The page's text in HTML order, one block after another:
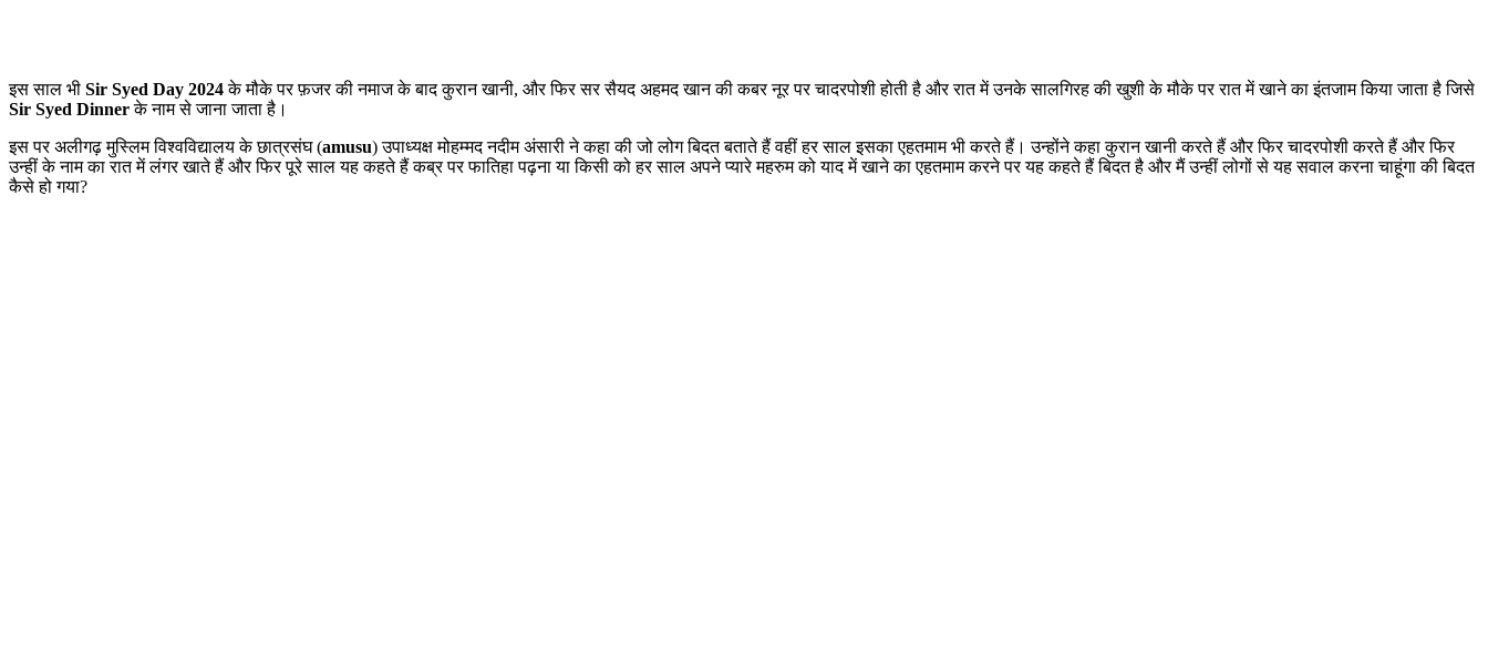
इस साल भी Sir Syed Day 2024के मौके पर फ़जर की नमाज के बाद कुरान खानी, और फिर सर सैयद अहमद खान की कबर नूर पर चादरपोशी होती है और रात में उनके सालगिरह की खुशी के मौके पर रात में खाने का इंतजाम किया जाता है जिसे
Sir Syed Dinnerके नाम से जाना जाता है।
इस पर अलीगढ़ मुस्लिम विश्वविद्यालय के छात्रसंघ (amusu) उपाध्यक्ष मोहम्मद नदीम अंसारी ने कहा की जो लोग बिदत बताते हैं वहीं हर साल इसका एहतमाम भी करते हैं। उन्होंने कहा कुरान खानी करते हैं और फिर चादरपोशी करते हैं और फिर
उन्हीं के नाम का रात में लंगर खाते हैं और फिर पूरे साल यह कहते हैं कब्र पर फातिहा पढ़ना या किसी को हर साल अपने प्यारे महरुम को याद में खाने का एहतमाम करने पर यह कहते हैं बिदत है और मैं उन्हीं लोगों से यह सवाल करना चाहूंगा की बिदत
कैसे हो गया?